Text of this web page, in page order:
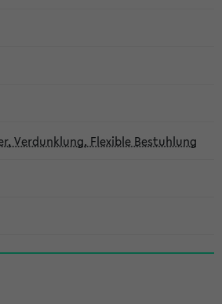
Verdunklung, Flexible Bestuhlung